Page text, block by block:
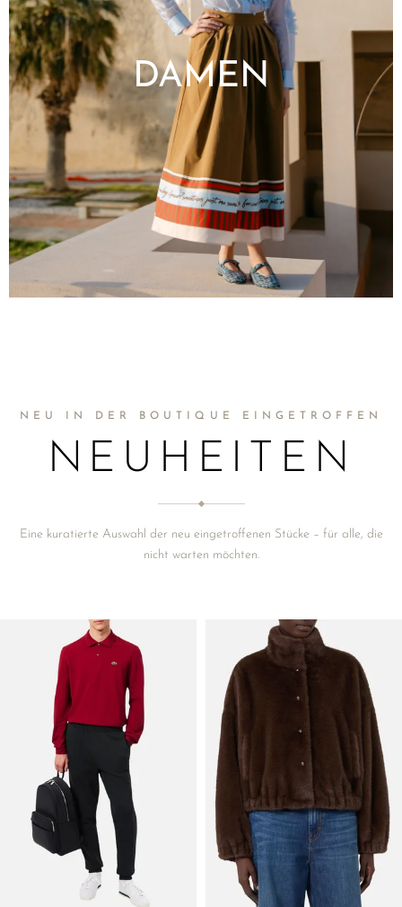
Bekleidung
Accessories
Schuhe
DAMEN
NEU IN DER BOUTIQUE EINGETROFFEN
NEUHEITEN
Eine kuratierte Auswahl der neu eingetroffenen Stücke – für alle, die
nicht warten möchten.